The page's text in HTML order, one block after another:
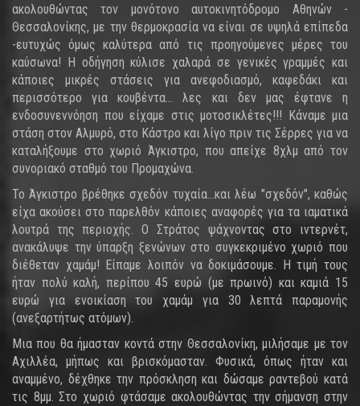
ακολουθώντας τον μονότονο αυτοκινητόδρομο Αθηνών -
Θεσσαλονίκης, με την θερμοκρασία να είναι σε υψηλά επίπεδα
-ευτυχώς όμως καλύτερα από τις προηγούμενες μέρες του
καύσωνα! Η οδήγηση κύλισε χαλαρά σε γενικές γραμμές και
κάποιες μικρές στάσεις για ανεφοδιασμό, καφεδάκι και
περισσότερο για κουβέντα... λες και δεν μας έφτανε η
ενδοσυνεννόηση που είχαμε στις μοτοσικλέτες!!! Κάναμε μια
στάση στον Αλμυρό, στο Κάστρο και λίγο πριν τις Σέρρες για να
καταλήξουμε στο χωριό Άγκιστρο, που απείχε 8χλμ από τον
συνοριακό σταθμό του Προμαχώνα.
Το Άγκιστρο βρέθηκε σχεδόν τυχαία...και λέω "σχεδόν", καθώς
είχα ακούσει στο παρελθόν κάποιες αναφορές για τα ιαματικά
λουτρά της περιοχής. Ο Στράτος ψάχνοντας στο ιντερνέτ,
ανακάλυψε την ύπαρξη ξενώνων στο συγκεκριμένο χωριό που
διέθεταν χαμάμ! Είπαμε λοιπόν να δοκιμάσουμε. Η τιμή τους
ήταν πολύ καλή, περίπου 45 ευρώ (με πρωινό) και καμιά 15
ευρώ για ενοικίαση του χαμάμ για 30 λεπτά παραμονής
(ανεξαρτήτως ατόμων).
Μια που θα ήμασταν κοντά στην Θεσσαλονίκη, μιλήσαμε με τον
Αχιλλέα, μήπως και βρισκόμασταν. Φυσικά, όπως ήταν και
αναμμένο, δέχθηκε την πρόσκληση και δώσαμε ραντεβού κατά
τις 8μμ. Στο χωριό φτάσαμε ακολουθώντας την σήμανση στην